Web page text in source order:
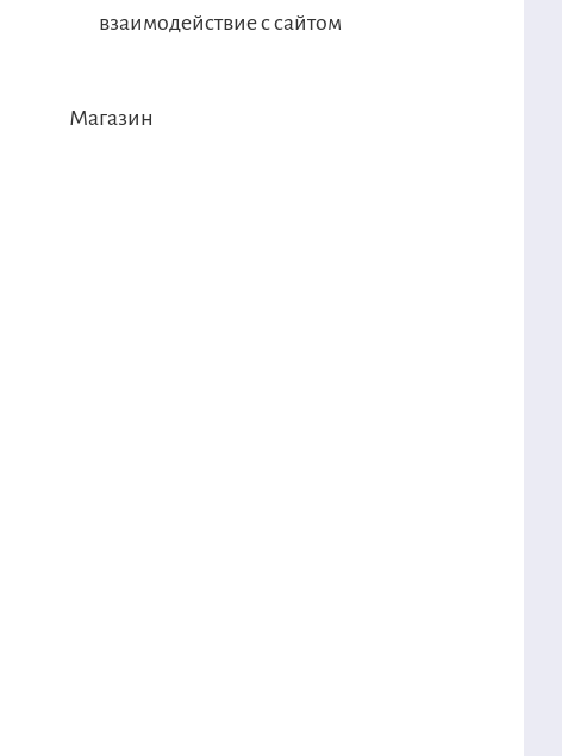
взаимодействие с сайтом
Магазин